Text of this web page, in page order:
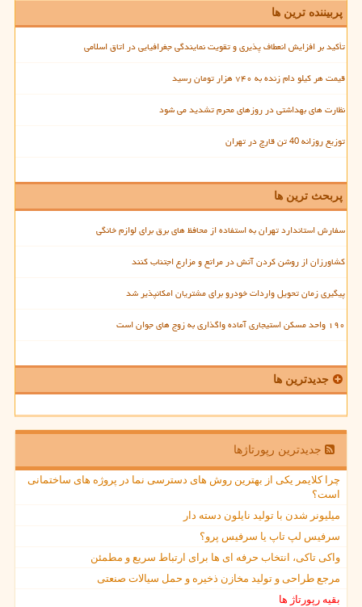
پربیننده ترین ها
تأکید بر افزایش انعطاف پذیری و تقویت نمایندگی جغرافیایی در اتاق اسلامی
قیمت هر کیلو دام زنده به ۷۴۰ هزار تومان رسید
نظارت های بهداشتی در روزهای محرم تشدید می شود
توزیع روزانه 40 تن قارچ در تهران
پربحث ترین ها
سفارش استاندارد تهران به استفاده از محافظ های برق برای لوازم خانگی
کشاورزان از روشن کردن آتش در مراتع و مزارع اجتناب کنند
پیگیری زمان تحویل واردات خودرو برای مشتریان امکانپذیر شد
۱۹۰ واحد مسکن استیجاری آماده واگذاری به زوج های جوان است
جدیدترین ها
جدیدترین رپورتاژها
چرا کلایمر یکی از بهترین روش های دسترسی نما در پروژه های ساختمانی
است؟
میلیونر شدن با تولید نایلون دسته دار
سرفیس لپ تاپ یا سرفیس پرو؟
واکی تاکی، انتخاب حرفه ای ها برای ارتباط سریع و مطمئن
مرجع طراحی و تولید مخازن ذخیره و حمل سیالات صنعتی
بقیه رپورتاژ ها